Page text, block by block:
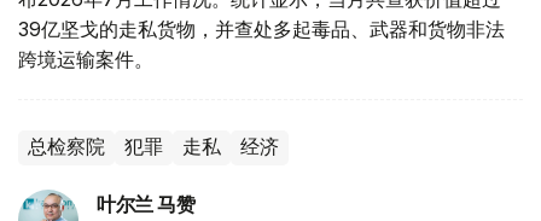
39亿坚戈的走私货物，并查处多起毒品、武器和货物非法
跨境运输案件。
总检察院 犯罪 走私 经济
叶尔兰 马赞